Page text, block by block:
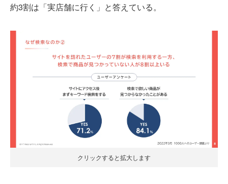
約3割は「実店舗に行く」と答えている。
クリックすると拡大します